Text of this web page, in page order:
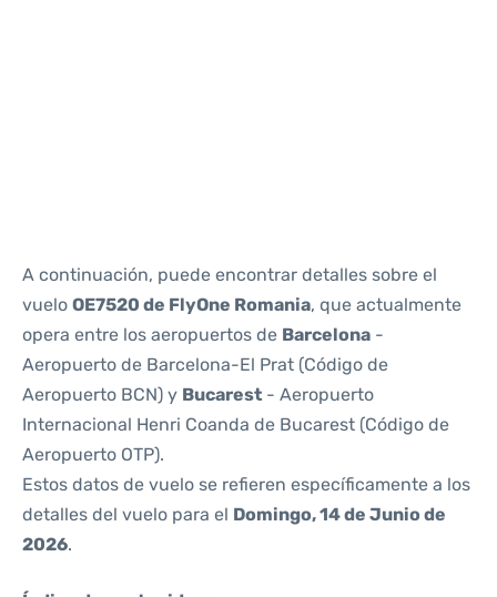
A continuación, puede encontrar detalles sobre el
vuelo OE7520 de FlyOne Romania, que actualmente
opera entre los aeropuertos de Barcelona -
Aeropuerto de Barcelona-El Prat (Código de
Aeropuerto BCN) y Bucarest - Aeropuerto
Internacional Henri Coanda de Bucarest (Código de
Aeropuerto OTP).
Estos datos de vuelo se refieren específicamente a los
detalles del vuelo para el Domingo, 14 de Junio de
2026.